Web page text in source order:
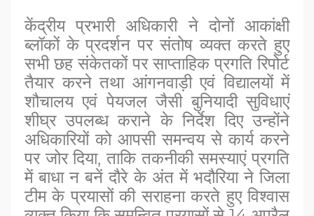
केंद्रीय प्रभारी अधिकारी ने दोनों आकांक्षी
ब्लॉकों के प्रदर्शन पर संतोष व्यक्त करते हुए
सभी छह संकेतकों पर साप्ताहिक प्रगति रिपोर्ट
तैयार करने तथा आंगनवाड़ी एवं विद्यालयों में
शौचालय एवं पेयजल जैसी बुनियादी सुविधाएं
शीघ्र उपलब्ध कराने के निर्देश दिए उन्होंने
अधिकारियों को आपसी समन्वय से कार्य करने
पर जोर दिया, ताकि तकनीकी समस्याएं प्रगति
में बाधा न बनें दौरे के अंत में भदौरिया ने जिला
टीम के प्रयासों की सराहना करते हुए विश्वास